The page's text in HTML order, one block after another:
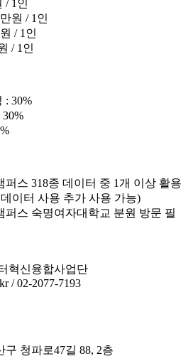
/ 1인
원 / 1인
/ 1인
/ 1인
: 30%
퍼스 318종 데이터 중 1개 이상 활용
이터 사용 추가 사용 가능)
퍼스 숙명여자대학교 분원 방문 필
혁신융합사업단
/ 02-2077-7193
구 청파로47길 88, 2층